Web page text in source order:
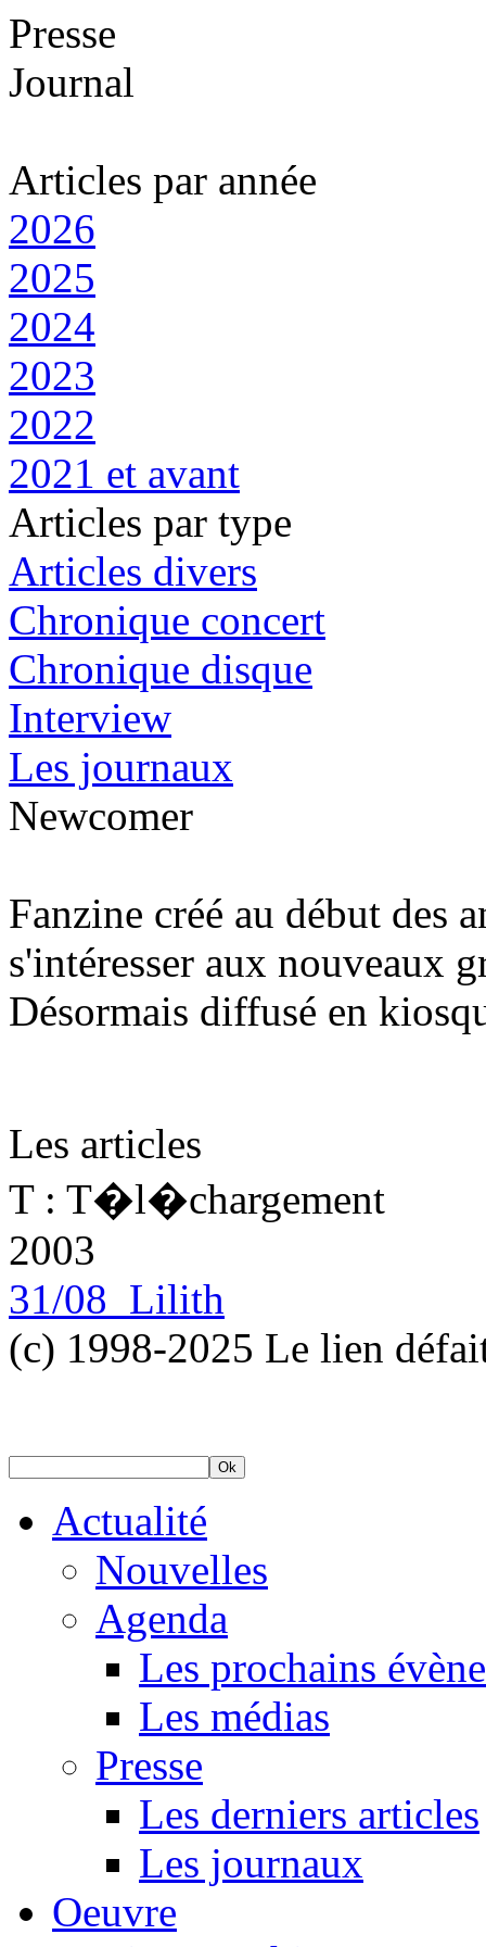
Presse
Journal
Articles par année
2026
2025
2024
2023
2022
2021 et avant
Articles par type
Articles divers
Chronique concert
Chronique disque
Interview
Les journaux
Newcomer
Fanzine créé au début des
s'intéresser aux nouveaux
Désormais diffusé en
Les articles
T : T�l�chargement
2003
31/08 Lilith
(c) 1998-2025 Le lien
Ok
Actualité
Nouvelles
Agenda
Les prochains
Les médias
Presse
Les derniers articles
Les journaux
Oeuvre